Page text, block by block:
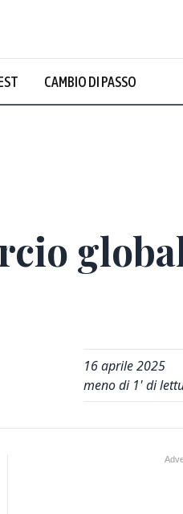
CAMBIO DI PASSO
Nuvoloso
16 aprile 2025
meno di 1' di